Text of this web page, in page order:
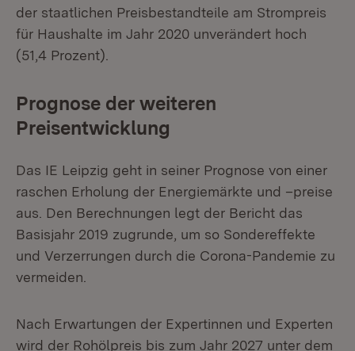
der staatlichen Preisbestandteile am Strompreis
für Haushalte im Jahr 2020 unverändert hoch
(51,4 Prozent).
Prognose der weiteren
Preisentwicklung
Das IE Leipzig geht in seiner Prognose von einer
raschen Erholung der Energiemärkte und –preise
aus. Den Berechnungen legt der Bericht das
Basisjahr 2019 zugrunde, um so Sondereffekte
und Verzerrungen durch die Corona-Pandemie zu
vermeiden.
Nach Erwartungen der Expertinnen und Experten
wird der Rohölpreis bis zum Jahr 2027 unter dem